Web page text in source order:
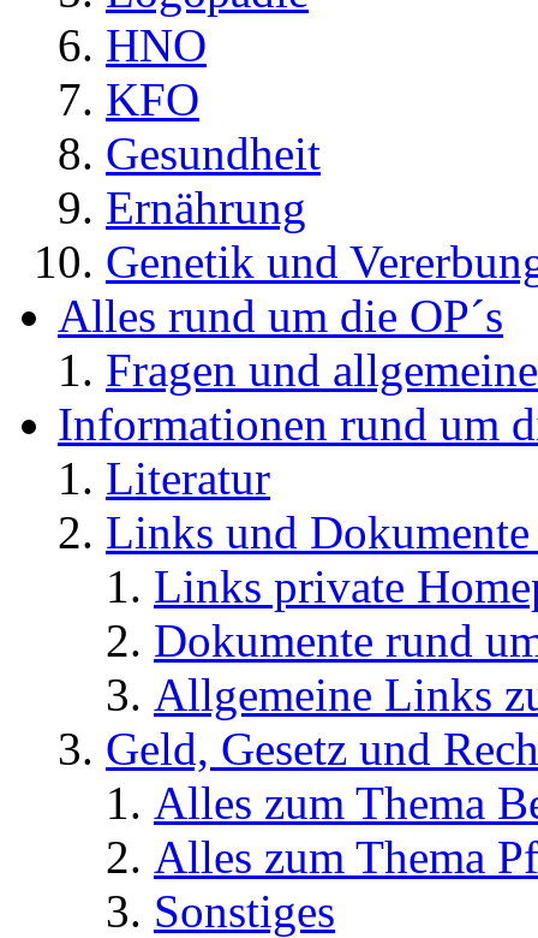
HNO
KFO
Gesundheit
Ernährung
Genetik und
Alles rund um die OP´s
Fragen und
Informationen rund um
Literatur
Links und
Links private
Dokumente rund
Allgemeine Links
Geld, Gesetz und
Alles zum Thema
Alles zum Thema
Sonstiges